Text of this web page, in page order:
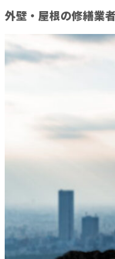
外壁・屋根の修繕業